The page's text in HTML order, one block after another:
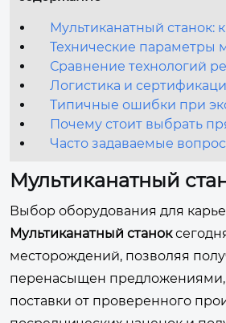
Мультиканатный станок:
Технические параметры
Сравнение технологий
Логистика и
Типичные ошибки при
Почему стоит выбрать
Часто задаваемые
Мультиканатный
Выбор оборудования для
Мультиканатный станок
месторождений, позволяя
перенасыщен предложениями,
поставки от проверенного